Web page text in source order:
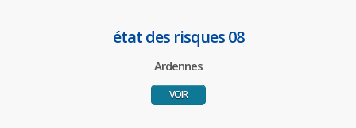
état des risques 08
Ardennes
VOIR